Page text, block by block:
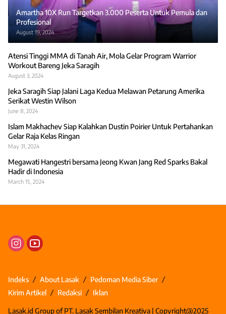
Amartha 10X Run Targetkan 3.000 Peserta Untuk Pemula dan
Profesional
August 19, 2024
Atensi Tinggi MMA di Tanah Air, Mola Gelar Program Warrior
Workout Bareng Jeka Saragih
August 3, 2024
Jeka Saragih Siap Jalani Laga Kedua Melawan Petarung Amerika
Serikat Westin Wilson
June 8, 2024
Islam Makhachev Siap Kalahkan Dustin Poirier Untuk Pertahankan
Gelar Raja Kelas Ringan
May 31, 2024
Megawati Hangestri bersama Jeong Kwan Jang Red Sparks Bakal
Hadir di Indonesia
March 15, 2024
Indeks About Lasak
Pedoman Media Siber
Kirim Artikel
Redaksi Iklan
Lasak.id Group of PT. Lasak Sembilan Kreativa | Copyright@2025